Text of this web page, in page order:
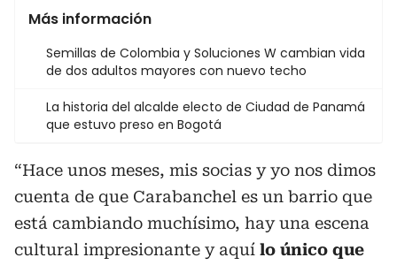
Más información
Semillas de Colombia y Soluciones W cambian vida
de dos adultos mayores con nuevo techo
La historia del alcalde electo de Ciudad de Panamá
que estuvo preso en Bogotá
“Hace unos meses, mis socias y yo nos dimos
cuenta de que Carabanchel es un barrio que
está cambiando muchísimo, hay una escena
cultural impresionante y aquí lo único que